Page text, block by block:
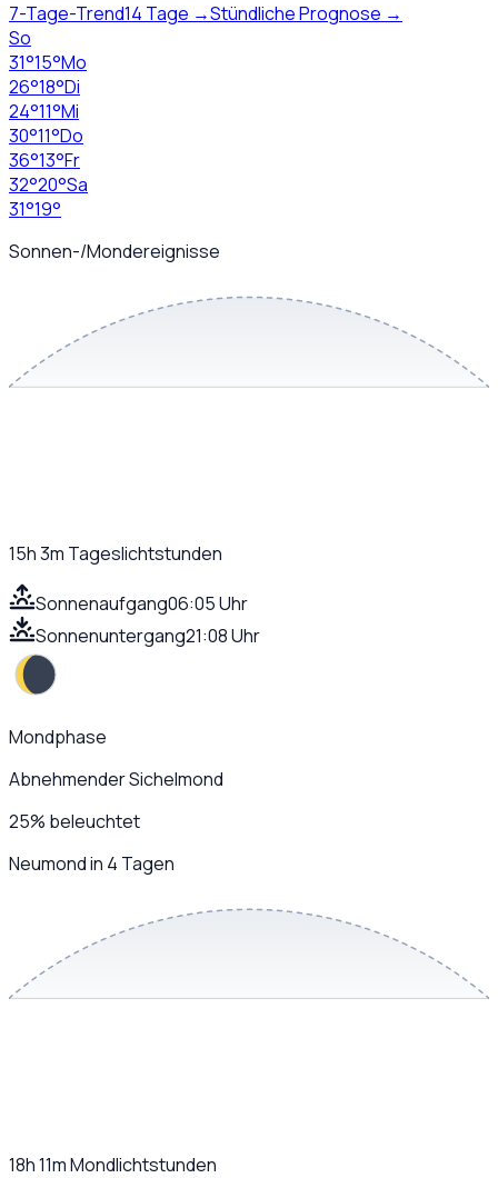
7-Tage-Trend14 Tage →Stündliche Prognose →
So
31°15°Mo
26°18°Di
24°11°Mi
30°11°Do
36°13°Fr
32°20°Sa
31°19°
Sonnen-/Mondereignisse
15h 3m Tageslichtstunden
Sonnenaufgang06:05 Uhr
Sonnenuntergang21:08 Uhr
Mondphase
Abnehmender Sichelmond
25% beleuchtet
Neumond in 4 Tagen
18h 11mMondlichtstunden